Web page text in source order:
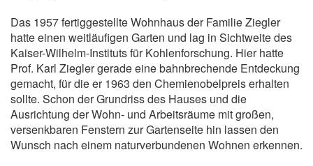
Das 1957 fertiggestellte Wohnhaus der Familie Ziegler
hatte einen weitläufigen Garten und lag in Sichtweite des
Kaiser-Wilhelm-Instituts für Kohlenforschung. Hier hatte
Prof. Karl Ziegler gerade eine bahnbrechende Entdeckung
gemacht, für die er 1963 den Chemienobelpreis erhalten
sollte. Schon der Grundriss des Hauses und die
Ausrichtung der Wohn- und Arbeitsräume mit großen,
versenkbaren Fenstern zur Gartenseite hin lassen den
Wunsch nach einem naturverbundenen Wohnen erkennen.